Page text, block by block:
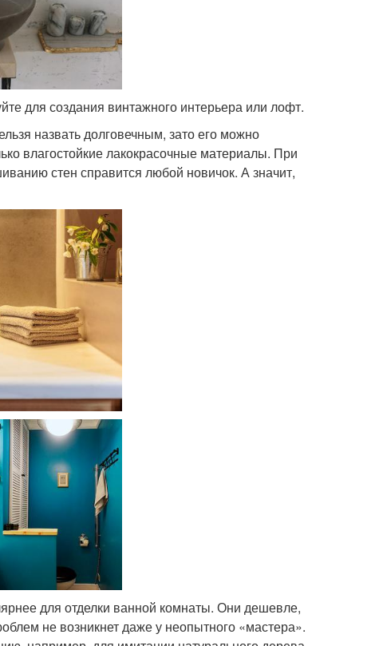
для создания винтажного интерьера или лофт.
назвать долговечным, зато его можно
влагостойкие лакокрасочные материалы. При
стен справится любой новичок. А значит,
для отделки ванной комнаты. Они дешевле,
не возникнет даже у неопытного «мастера».